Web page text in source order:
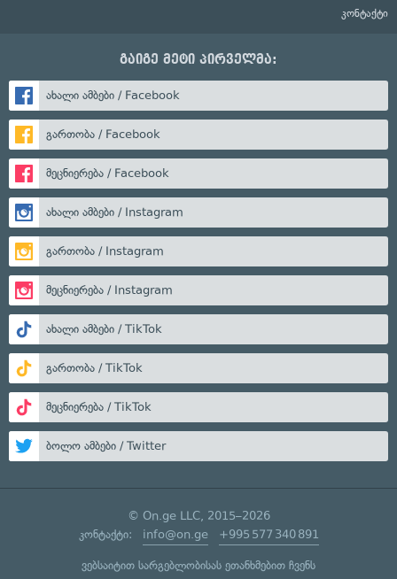
კონტაქტი
გაიგე მეტი პირველმა:
ახალი ამბები / Facebook
გართობა / Facebook
მეცნიერება / Facebook
ახალი ამბები / Instagram
გართობა / Instagram
მეცნიერება / Instagram
ახალი ამბები / TikTok
გართობა / TikTok
მეცნიერება / TikTok
ბოლო ამბები / Twitter
© On.ge LLC, 2015–2026
კონტაქტი: info@on.ge +995 577 340 891
ვებსაიტით სარგებლობისას ეთანხმებით ჩვენს